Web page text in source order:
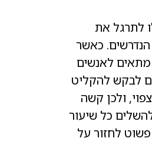
לתרגל את
הנדרשים. כאשר
לאנשים
לבקש להקליט
ולכן קשה
כל שיעור
לחזור על